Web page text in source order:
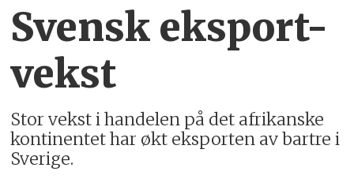
Svensk eksport-
vekst
Stor vekst i handelen på det afrikanske
kontinentet har økt eksporten av bartre i
Sverige.